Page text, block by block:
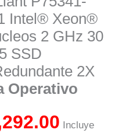
Intel® Xeon®
2 GHz 30
SSD
2X
Operativo
Incluye